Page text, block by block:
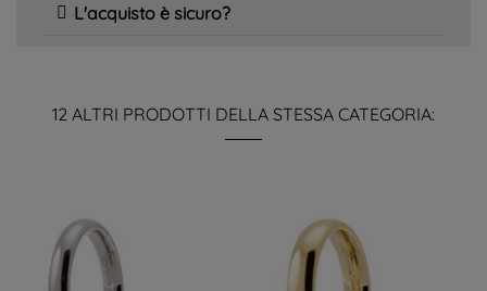
L'acquisto è sicuro?
12 ALTRI PRODOTTI DELLA STESSA CATEGORIA: